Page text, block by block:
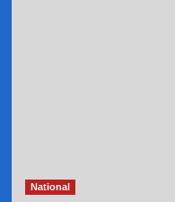
National